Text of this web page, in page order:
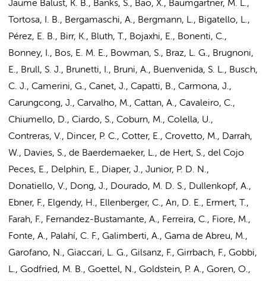
Jaume Balust, K. B., Banks, S., Bao, X., Baumgartner, M. L.,
Tortosa, I. B., Bergamaschi, A., Bergmann, L., Bigatello, L.,
Pérez, E. B., Birr, K., Bluth, T., Bojaxhi, E., Bonenti, C.,
Bonney, I., Bos, E. M. E., Bowman, S., Braz, L. G., Brugnoni,
E., Brull, S. J., Brunetti, I., Bruni, A., Buenvenida, S. L., Busch,
C. J., Camerini, G., Canet, J., Capatti, B., Carmona, J.,
Carungcong, J., Carvalho, M., Cattan, A., Cavaleiro, C.,
Chiumello, D., Ciardo, S., Coburn, M., Colella, U.,
Contreras, V., Dincer, P. C., Cotter, E., Crovetto, M., Darrah,
W., Davies, S., de Baerdemaeker, L., de Hert, S., del Cojo
Peces, E., Delphin, E., Diaper, J., Junior, P. D. N.,
Donatiello, V., Dong, J., Dourado, M. D. S., Dullenkopf, A.,
Ebner, F., Elgendy, H., Ellenberger, C., Arı, D. E., Ermert, T.,
Farah, F., Fernandez-Bustamante, A., Ferreira, C., Fiore, M.,
Fonte, A., Palahí, C. F., Galimberti, A., Gama de Abreu, M.,
Garofano, N., Giaccari, L. G., Gilsanz, F., Girrbach, F., Gobbi,
L., Godfried, M. B., Goettel, N., Goldstein, P. A., Goren, O.,